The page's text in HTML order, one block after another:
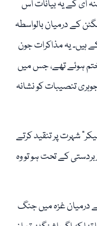
ای کے یہ بیانات اس
کے درمیان بالواسطہ
ہیں۔ یہ مذاکرات جون
ختم ہوئے تھے، جس میں
جوہری تنصیبات کو نشانہ
شہرت پر تنقید کرتے
زبردستی کے تحت ہو تو وہ
درمیان غزہ میں جنگ